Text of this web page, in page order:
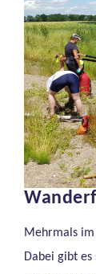
Mehrmals
Dabei gibt